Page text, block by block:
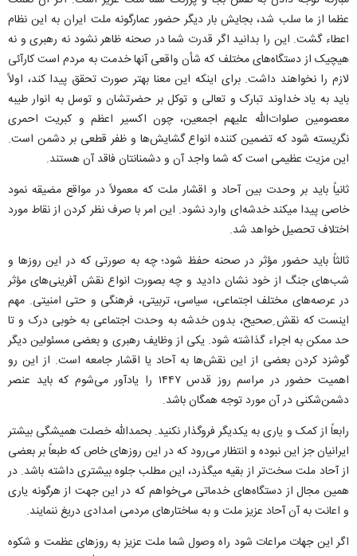
عظما از ما سلب شد، بجایش بار دیگر حضور عمارگونه ملت ایران به این نظام
اعطاء گشت. این را بدانید اگر قدرت شما در صحنه ظاهر نشود نه رهبری و نه
هیچیک از دستگاه‌های مختلف که شأن واقعی آنها خدمت به مردم است کارآئی
لازم را نخواهند داشت. برای اینکه این معنا بهتر صورت تحقق پیدا کند، اولاً
باید به یاد خداوند تبارک و تعالی و توکل بر حضرتشان و توسل به انوار طیبه
معصومین صلوات‌الله علیهم اجمعین، چون اکسیر اعظم و کبریت احمری
نگریسته شود که تضمین کننده انواع گشایش‌ها و ظفر قطعی بر دشمن است.
این مزیت عظیمی است که شما واجد آن و دشمنانتان فاقد آن هستند.
ثانیاً باید بر وحدت بین آحاد و اقشار ملت که معمولاً در مواقع مضیقه نمود
خاصی پیدا میکند خدشه‌ای وارد نشود. این امر با صرف نظر کردن از نقاط مورد
اختلاف تحصیل خواهد شد.
ثالثاً باید حضور مؤثر در صحنه حفظ شود؛ چه به صورتی که در این روز‌ها و
شب‌های جنگ از خود نشان دادید و چه بصورت انواع نقش آفرینی‌های مؤثر
در عرصه‌های مختلف اجتماعی، سیاسی، تربیتی، فرهنگی و حتی امنیتی. مهم
اینست که نقش ِصحیح، بدون خدشه به وحدت اجتماعی به خوبی درک و تا
حد ممکن به اجراء گذاشته شود. یکی از وظایف رهبری و بعضی مسئولین دیگر
گوشزد کردن بعضی از این نقش‌ها به آحاد یا اقشار جامعه است. از این رو
اهمیت حضور در مراسم روز قدس ۱۴۴۷ را یادآور می‌شوم که باید عنصر
دشمن‌شکنی در آن مورد توجه همگان باشد.
رابعاً از کمک و یاری به یکدیگر فروگذار نکنید. بحمدالله خصلت همیشگی بیشتر
ایرانیان جز این نبوده و انتظار می‌رود که در این روز‌های خاص که طبعاً بر بعضی
از آحاد ملت سخت‌تر از بقیه میگذرد، این مطلب جلوه بیشتری داشته باشد. در
همین مجال از دستگاه‌های خدماتی می‌خواهم که در این جهت از هرگونه یاری
و اعانت به آن آحاد عزیز ملت و به ساختار‌های مردمی امدادی دریغ ننمایند.
اگر این جهات مراعات شود راه وصول شما ملت عزیز به روز‌های عظمت و شکوه